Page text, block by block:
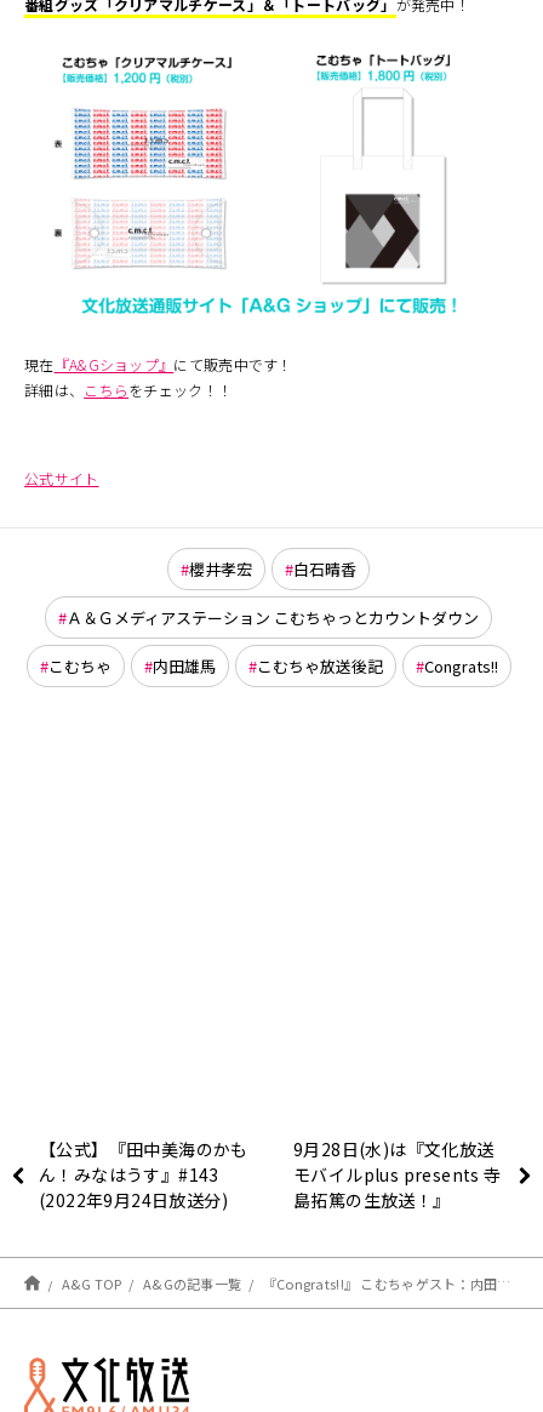
現在 『A&Gショップ』 にて販売中です！
詳細は、
こちらをチェック！！
公式サイト
櫻井孝宏 白石晴香
Ａ＆Ｇメディアステーション こむちゃっとカウントダウン
こむちゃ 内田雄馬 こむちゃ放送後記 Congrats!!
【公式】『田中美海のかも
ん！みなはうす』#143
(2022年9月24日放送分)
9月28日(水)は『文化放送
モバイルplus presents 寺
島拓篤の生放送！』
A&G TOP A&Gの記事一覧 『Congrats!!』 こむちゃゲスト：内田雄馬さん（2022.9/24 OA #1037）